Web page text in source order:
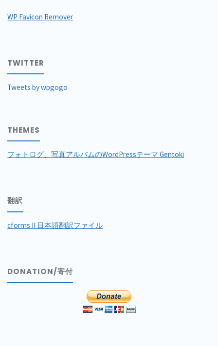
WP Favicon Remover
TWITTER
Tweets by wpgogo
THEMES
フォトログ、写真アルバムのWordPressテーマ Gentoki
翻訳
cforms II 日本語翻訳ファイル
DONATION/寄付